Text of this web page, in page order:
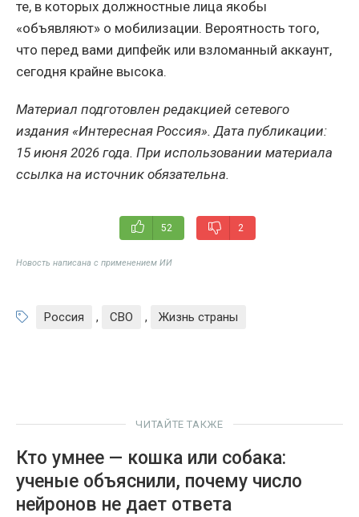
те, в которых должностные лица якобы
«объявляют» о мобилизации. Вероятность того,
что перед вами дипфейк или взломанный аккаунт,
сегодня крайне высока.
Материал подготовлен редакцией сетевого
издания «Интересная Россия». Дата публикации:
15 июня 2026 года. При использовании материала
ссылка на источник обязательна.
52 2
Новость написана с применением ИИ
Россия , СВО , Жизнь страны
ЧИТАЙТЕ ТАКЖЕ
Кто умнее — кошка или собака:
ученые объяснили, почему число
нейронов не дает ответа